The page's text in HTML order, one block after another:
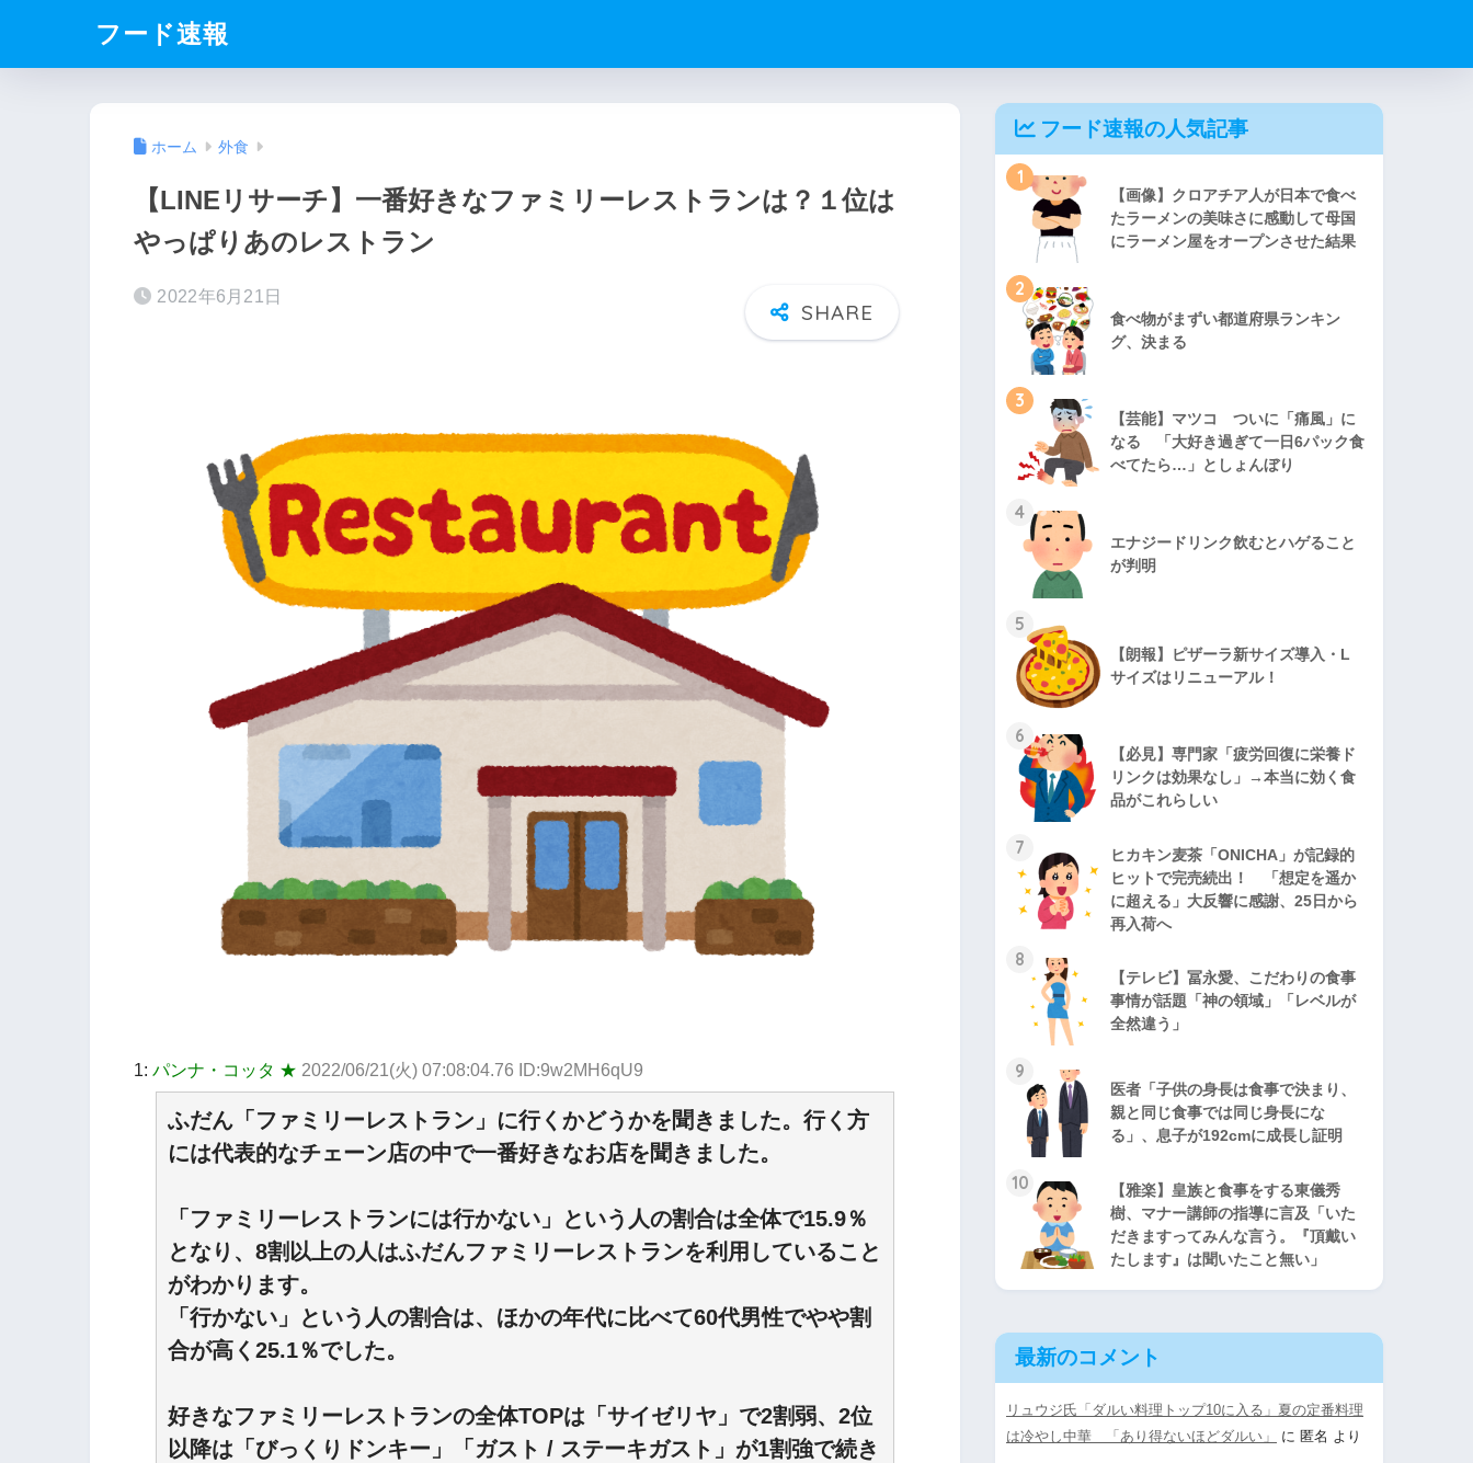
フード速報
ホーム 外食
【LINEリサーチ】一番好きなファミリーレストランは？１位は
やっぱりあのレストラン
2022年6月21日
1: パンナ・コッタ ★ 2022/06/21(火) 07:08:04.76 ID:9w2MH6qU9
ふだん「ファミリーレストラン」に行くかどうかを聞きました。行く方
には代表的なチェーン店の中で一番好きなお店を聞きました。
「ファミリーレストランには行かない」という人の割合は全体で15.9％
となり、8割以上の人はふだんファミリーレストランを利用していること
がわかります。
「行かない」という人の割合は、ほかの年代に比べて60代男性でやや割
合が高く25.1％でした。
好きなファミリーレストランの全体TOPは「サイゼリヤ」で2割弱、2位
以降は「びっくりドンキー」「ガスト / ステーキガスト」が1割強で続き
フード速報の人気記事
1
【画像】クロアチア人が日本で食べ
たラーメンの美味さに感動して母国
にラーメン屋をオープンさせた結果
2
食べ物がまずい都道府県ランキン
グ、決まる
3
【芸能】マツコ ついに「痛風」に
なる 「大好き過ぎて一日6パック食
べてたら…」としょんぼり
4
エナジードリンク飲むとハゲること
が判明
5
【朗報】ピザーラ新サイズ導入・L
サイズはリニューアル！
6
【必見】専門家「疲労回復に栄養ド
リンクは効果なし」→本当に効く食
品がこれらしい
7
ヒカキン麦茶「ONICHA」が記録的
ヒットで完売続出！ 「想定を遥か
に超える」大反響に感謝、25日から
再入荷へ
8
【テレビ】冨永愛、こだわりの食事
事情が話題「神の領域」「レベルが
全然違う」
9
医者「子供の身長は食事で決まり、
親と同じ食事では同じ身長にな
る」、息子が192cmに成長し証明
10
【雅楽】皇族と食事をする東儀秀
樹、マナー講師の指導に言及「いた
だきますってみんな言う。『頂戴い
たします』は聞いたこと無い」
最新のコメント
リュウジ氏「ダルい料理トップ10に入る」夏の定番料理
は冷やし中華 「あり得ないほどダルい」
に 匿名 より